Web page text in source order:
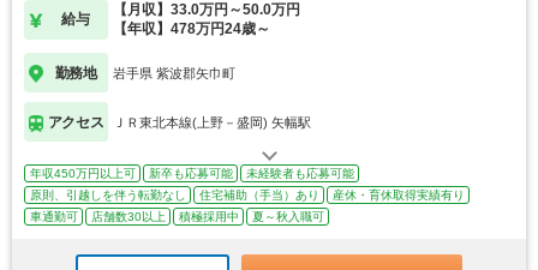
給与
【月収】33.0万円～50.0万円
【年収】478万円24歳～
勤務地 岩手県 紫波郡矢巾町
アクセス ＪＲ東北本線(上野－盛岡) 矢幅駅
年収450万円以上可 新卒も応募可能
未経験者も応募可能
原則、引越しを伴う転勤なし
住宅補助（手当）あり
産休・育休取得実績有り
車通勤可
店舗数30以上 積極採用中 夏～秋入職可